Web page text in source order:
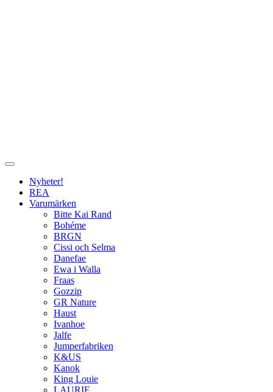
Nyheter!
REA
Varumärken
Bitte Kai Rand
Bohéme
BRGN
Cissi och Selma
Danefae
Ewa i Walla
Fraas
Gozzip
GR Nature
Haust
Ivanhoe
Jalfe
Jumperfabriken
K&US
Kanok
King Louie
LAURIE